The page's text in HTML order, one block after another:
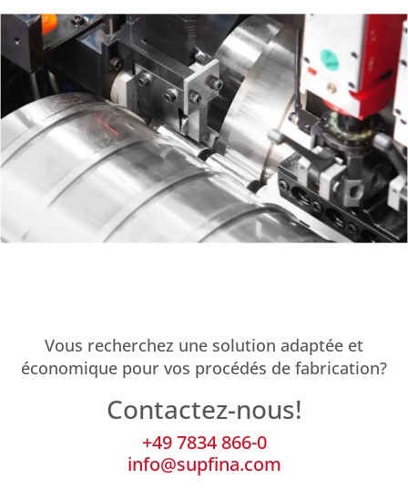
Vous recherchez une solution adaptée et
économique pour vos procédés de fabrication?
Contactez-nous!
+49 7834 866-0
info@supfina.com